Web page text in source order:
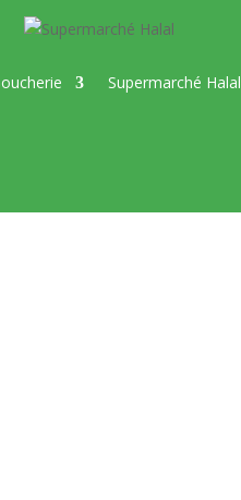
Supermarché Halal